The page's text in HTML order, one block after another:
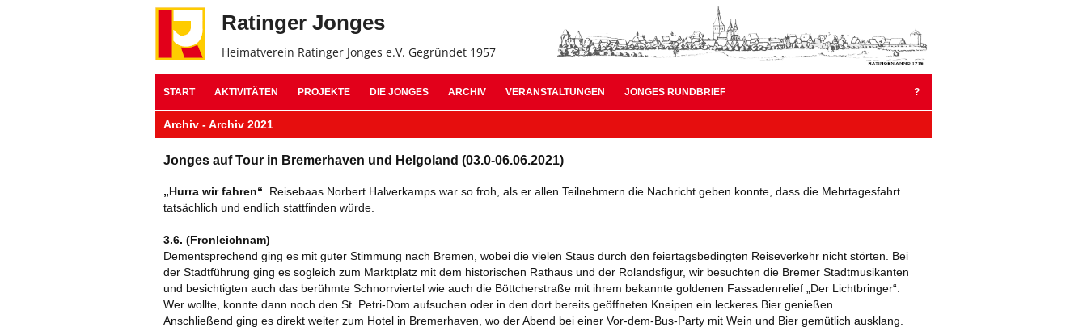
Ratinger Jonges
Heimatverein Ratinger Jonges e.V. Gegründet 1957
Zum
Inhalt
springen
START AKTIVITÄTEN PROJEKTE DIE JONGES ARCHIV
ARCHIV 2025
ARCHIV 2024
ARCHIV 2022
ARCHIV 2021
ARCHIV 2020
VERANSTALTUNGEN JONGES RUNDBRIEF
AUSGABE 09 – JULI 2022
AUSGABE 07 – SEPTEMBER 2020
AUSGABE 06 – JANUAR 2020
AUSGABE 05 – SEPTEMBER 2019
?
Archiv - Archiv 2021
Jonges auf Tour in Bremerhaven und Helgoland (03.0-06.06.2021)
„Hurra wir fahren“ . Reisebaas Norbert Halverkamps war so froh, als er allen Teilnehmern die Nachricht geben konnte, dass die Mehrtagesfahrt
tatsächlich und endlich stattfinden würde.
3.6. (Fronleichnam)
Dementsprechend ging es mit guter Stimmung nach Bremen, wobei die vielen Staus durch den feiertagsbedingten Reiseverkehr nicht störten. Bei
der Stadtführung ging es sogleich zum Marktplatz mit dem historischen Rathaus und der Rolandsfigur, wir besuchten die Bremer Stadtmusikanten
und besichtigten auch das berühmte Schnorrviertel wie auch die Böttcherstraße mit ihrem bekannte goldenen Fassadenrelief „Der Lichtbringer“.
Wer wollte, konnte dann noch den St. Petri-Dom aufsuchen oder in den dort bereits geöffneten Kneipen ein leckeres Bier genießen.
Anschließend ging es direkt weiter zum Hotel in Bremerhaven, wo der Abend bei einer Vor-dem-Bus-Party mit Wein und Bier gemütlich ausklang.